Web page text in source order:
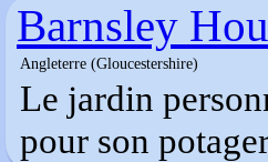
Barnsley
Angleterre (Gloucestershire)
Le jardin
pour son